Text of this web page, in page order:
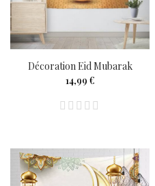
Décoration Eid Mubarak
14,99 €